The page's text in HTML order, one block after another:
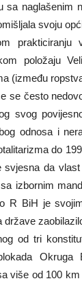
naglašenim
svoju
prakticiranju
položaju
(između
se često
svog
odnosa i
do
svjesna da
izbornim
R BiH je
od tri
više od 100